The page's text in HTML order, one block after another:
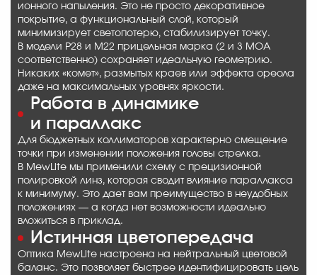
ионного напыления. Это не просто декоративное
покрытие, а функциональный слой, который
минимизирует светопотерю, стабилизирует точку.
В модели P28 и M22 прицельная марка (2 и 3 MOA
соответственно) сохраняет идеальную геометрию.
Никаких «комет», размытых краев или эффекта ореола
даже на максимальных уровнях яркости.
Работа в динамике
и параллакс
Для бюджетных коллиматоров характерно смещение
точки при изменении положения головы стрелка.
В MewLite мы применили схему с прецизионной
полировкой линз, которая сводит влияние параллакса
к минимуму. Это дает вам преимущество в неудобных
положениях — а когда нет возможности идеально
вложиться в приклад.
Истинная цветопередача
Оптика MewLite настроена на нейтральный цветовой
баланс. Это позволяет быстрее идентифицировать цель